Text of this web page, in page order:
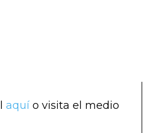
aquí o visita el medio